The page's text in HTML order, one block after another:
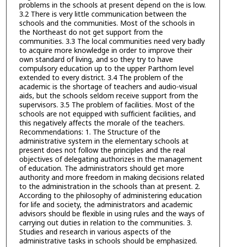
problems in the schools at present depend on the is low.
3.2 There is very little communication between the
schools and the communities. Most of the schools in
the Northeast do not get support from the
communities. 3.3 The local communities need very badly
to acquire more knowledge in order to improve their
own standard of living, and so they try to have
compulsory education up to the upper Parthom level
extended to every district. 3.4 The problem of the
academic is the shortage of teachers and audio-visual
aids, but the schools seldom receive support from the
supervisors. 3.5 The problem of facilities. Most of the
schools are not equipped with sufficient facilities, and
this negatively affects the morale of the teachers.
Recommendations: 1. The Structure of the
administrative system in the elementary schools at
present does not follow the principles and the real
objectives of delegating authorizes in the management
of education. The administrators should get more
authority and more freedom in making decisions related
to the administration in the schools than at present. 2.
According to the philosophy of administering education
for life and society, the administrators and academic
advisors should be flexible in using rules and the ways of
carrying out duties in relation to the communities. 3.
Studies and research in various aspects of the
administrative tasks in schools should be emphasized.